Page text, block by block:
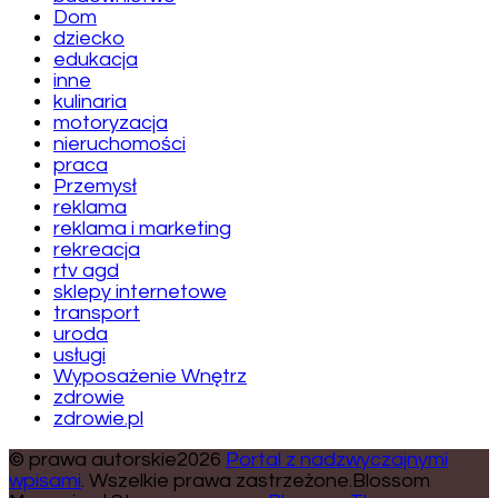
Dom
dziecko
edukacja
inne
kulinaria
motoryzacja
nieruchomości
praca
Przemysł
reklama
reklama i marketing
rekreacja
rtv agd
sklepy internetowe
transport
uroda
usługi
Wyposażenie Wnętrz
zdrowie
zdrowie.pl
© prawa autorskie2026 Portal z nadzwyczajnymi
wpisami . Wszelkie prawa zastrzeżone. Blossom